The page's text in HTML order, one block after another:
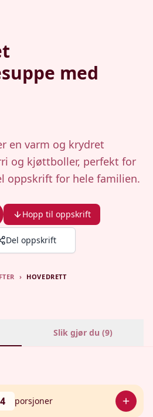
med
en varm og krydret
og kjøttboller, perfekt for
oppskrift for hele familien.
Hopp til oppskrift
Del oppskrift
› HOVEDRETT
Slik gjør du (9)
4 porsjoner